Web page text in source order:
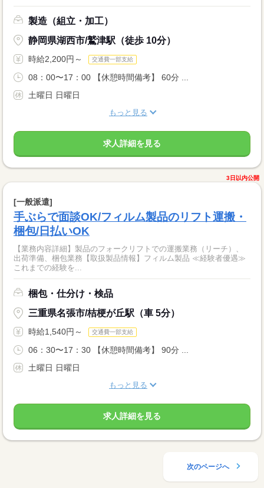
製造（組立・加工）
静岡県湖西市/鷲津駅（徒歩 10分）
時給2,200円～ 交通費一部支給
08：00〜17：00 【休憩時間備考】 60分 ...
土曜日 日曜日
もっと見る
求人詳細を見る
3日以内公開
[一般派遣]
手ぶらで面談OK/フィルム製品のリフト運搬・
梱包/日払いOK
【業務内容詳細】製品のフォークリフトでの運搬業務（リーチ）、
出荷準備、梱包業務【取扱製品情報】フィルム製品 ≪経験者優遇≫
これまでの経験を...
梱包・仕分け・検品
三重県名張市/桔梗が丘駅（車 5分）
時給1,540円～ 交通費一部支給
06：30〜17：30 【休憩時間備考】 90分 ...
土曜日 日曜日
もっと見る
求人詳細を見る
次のページへ